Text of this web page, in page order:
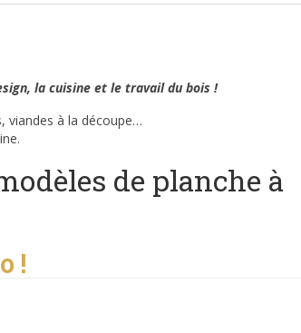
la cuisine et le travail du bois !
viandes à la découpe…
de planche à
!